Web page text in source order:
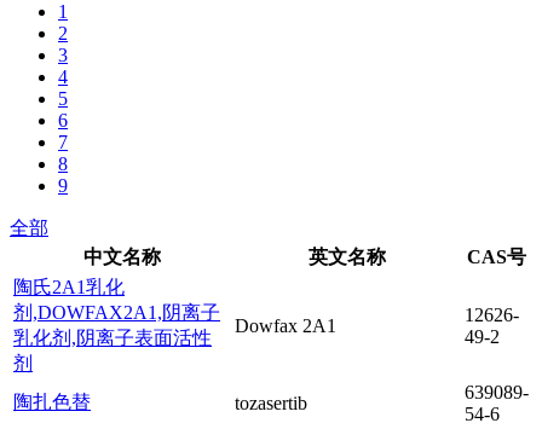
1
2
3
4
5
6
7
8
9
全部
中文名称
英文名称
CAS号
陶氏2A1乳化
剂,DOWFAX2A1,阴离子
乳化剂,阴离子表面活性
剂
Dowfax 2A1
12626-
49-2
陶扎色替 tozasertib
639089-
54-6